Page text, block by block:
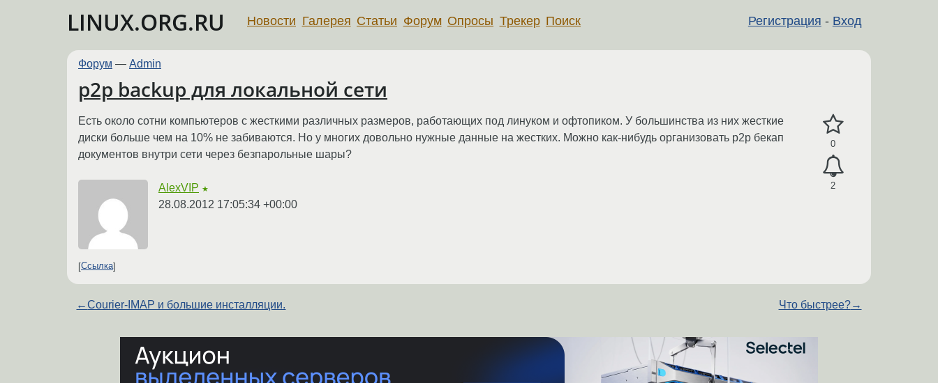
LINUX.ORG.RU Регистрация - Вход
Новости Галерея Статьи Форум Опросы Трекер Поиск
Форум — Admin
p2p backup для локальной сети
0
2
Есть около сотни компьютеров с жесткими различных размеров, работающих под линуком и офтопиком. У большинства из них жесткие
диски больше чем на 10% не забиваются. Но у многих довольно нужные данные на жестких. Можно как-нибудь организовать p2p бекап
документов внутри сети через безпарольные шары?
AlexVIP ★
28.08.2012 17:05:34 +00:00
Ссылка
←Courier-IMAP и большие инсталляции. Что быстрее?→